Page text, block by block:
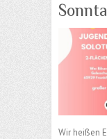
Wir heißen